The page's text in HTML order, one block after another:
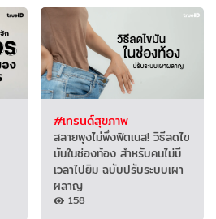
#เทรนด์สุขภาพ
สลายพุงไม่พึ่งฟิตเนส! วิธีลดไข
มันในช่องท้อง สำหรับคนไม่มี
เวลาไปยิม ฉบับปรับระบบเผา
ผลาญ
158